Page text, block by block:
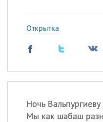
Открытка
Ночь
Мы как шабаш